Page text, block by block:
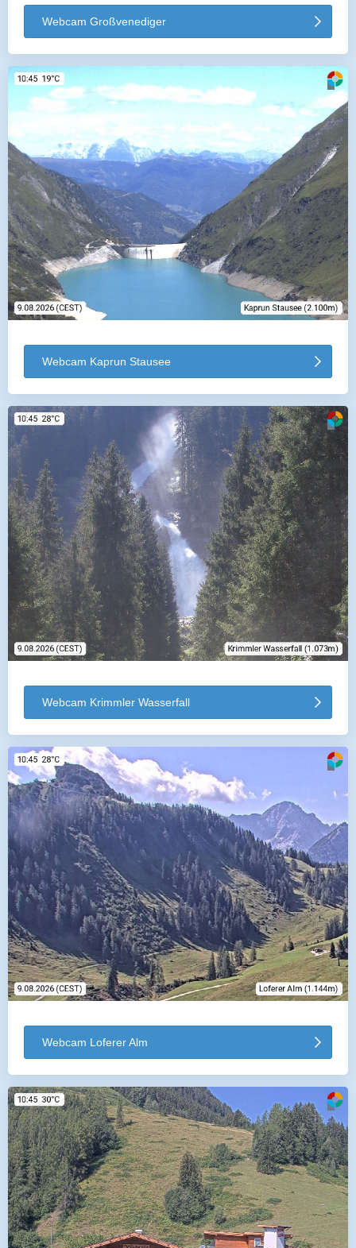
Webcam Großvenediger
Webcam Kaprun Stausee
Webcam Krimmler Wasserfall
Webcam Loferer Alm